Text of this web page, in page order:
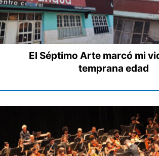
El Séptimo Arte marcó mi
temprana edad